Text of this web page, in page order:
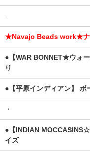
.
★Navajo Beads work★ナ
●【WAR BONNET★ウォー
り
●【平原インディアン】 ボ
・
●【INDIAN
イズ